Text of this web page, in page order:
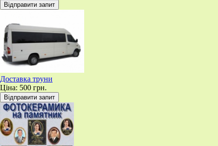
Доставка труни
Ціна: 500 грн.